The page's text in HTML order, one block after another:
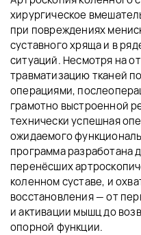
хирургическое
при повреждениях
суставного хряща и в
ситуаций. Несмотря на
травматизацию тканей
операциями,
грамотно выстроенной
технически успешная
ожидаемого
программа разработана
перенёсших
коленном суставе, и
восстановления — от
и активации мышц до
опорной функции.